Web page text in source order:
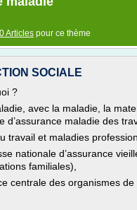
Articles pour ce thème
SOCIALE
?
avec la maladie, la
d’assurance maladie des
travail et maladies
nationale d’assurance
familiales),
centrale des organismes